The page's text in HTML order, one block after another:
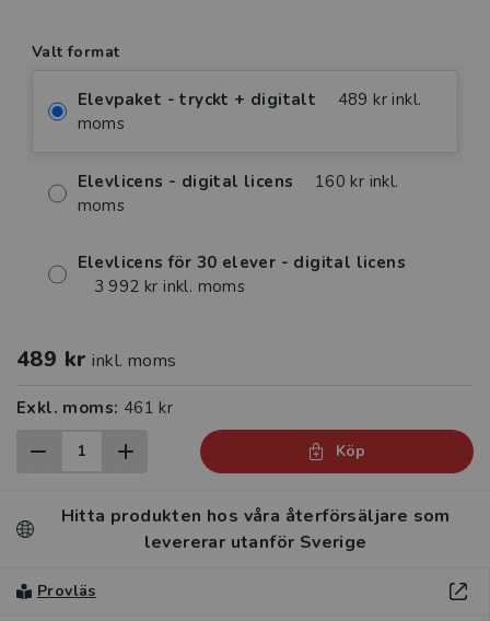
Valt format
Elevpaket - tryckt + digitalt
489 kr inkl.
moms
Elevlicens - digital licens
160 kr inkl.
moms
Elevlicens för 30 elever - digital licens
3 992 kr inkl. moms
489 kr inkl. moms
Exkl. moms: 461 kr
Köp
Hitta produkten hos våra återförsäljare som
levererar utanför Sverige
Provläs